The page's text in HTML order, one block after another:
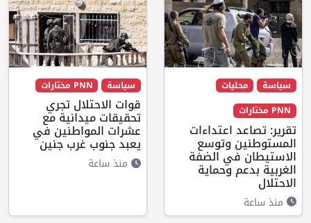
سياسة
محليات
PNN مختارات
تقرير: تصاعد اعتداءات
المستوطنين وتوسع
الاستيطان في الضفة
الغربية بدعم وحماية
الاحتلال
منذ ساعة
سياسة PNN مختارات
قوات الاحتلال تجري
تحقيقات ميدانية مع
عشرات المواطنين في
يعبد جنوب غرب جنين
منذ ساعة